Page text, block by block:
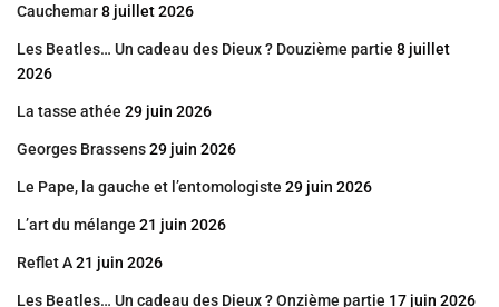
Cauchemar8 juillet 2026
Les Beatles… Un cadeau des Dieux ? Douzième partie 8 juillet
2026
La tasse athée 29 juin 2026
Georges Brassens29 juin 2026
Le Pape, la gauche et l’entomologiste 29 juin 2026
L’art du mélange 21 juin 2026
Reflet A21 juin 2026
Les Beatles… Un cadeau des Dieux ? Onzième partie 17 juin 2026